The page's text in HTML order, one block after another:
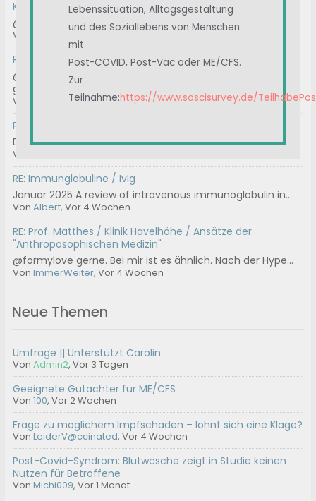
Klage?
@help100 Danke! Ja, der Widerspruch ist geschrieben. Bi...
Von , Vor 2 Wochen
RE: Geeignete Gutachter für ME/CFS
@thrbnhnck Hast du die Kontakt Mail-Adresse
genommen...
Von , Vor 2 Wochen
RE: Chargen-Nummer
Das können wir machen.
Von
RE: Immunglobuline / IvIg
Januar 2025 A review of intravenous immunoglobulin in...
VonAlbert, Vor 4 Wochen
RE: Prof. Matthes / Klinik Havelhöhe / Ansätze der
"Anthroposophischen Medizin"
@formylove gerne. Bei mir ist es ähnlich. Nach der Hype...
VonImmerWeiter, Vor 4 Wochen
Neue Themen
Umfrage || Unterstützt Carolin
VonAdmin2,Vor 3 Tagen
Geeignete Gutachter für ME/CFS
Von100,Vor 2 Wochen
Frage zu möglichem Impfschaden – lohnt sich eine Klage?
VonLeiderV@ccinated,Vor 4 Wochen
Post-Covid-Syndrom: Blutwäsche zeigt in Studie keinen
Nutzen für Betroffene
VonMichi009,Vor 1 Monat
Lebenssituation, Alltagsgestaltung
und des Soziallebens von Menschen
mit
Post-COVID, Post-Vac oder ME/CFS.
Zur
Teilnahme:https://www.soscisurvey.de/